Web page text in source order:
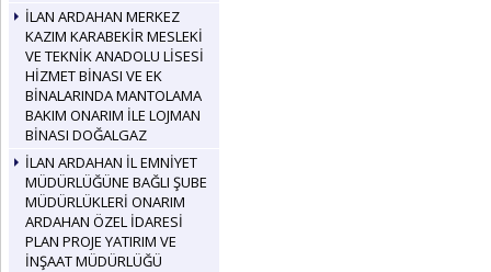
İLAN ARDAHAN MERKEZ
KAZIM KARABEKİR MESLEKİ
VE TEKNİK ANADOLU LİSESİ
HİZMET BİNASI VE EK
BİNALARINDA MANTOLAMA
BAKIM ONARIM İLE LOJMAN
BİNASI DOĞALGAZ
İLAN ARDAHAN İL EMNİYET
MÜDÜRLÜĞÜNE BAĞLI ŞUBE
MÜDÜRLÜKLERİ ONARIM
ARDAHAN ÖZEL İDARESİ
PLAN PROJE YATIRIM VE
İNŞAAT MÜDÜRLÜĞÜ